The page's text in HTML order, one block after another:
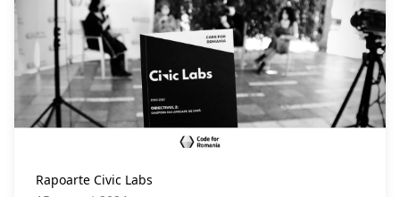
realizat de echipa noastră de cercetareCivic
Labs, care explorează problemele actuale și
propune soluții digitale pentru a sprijini
profesorii în a deveni mai buni și mai motivați.
Pentru căPUTEM transforma România
Rapoarte Civic Labs